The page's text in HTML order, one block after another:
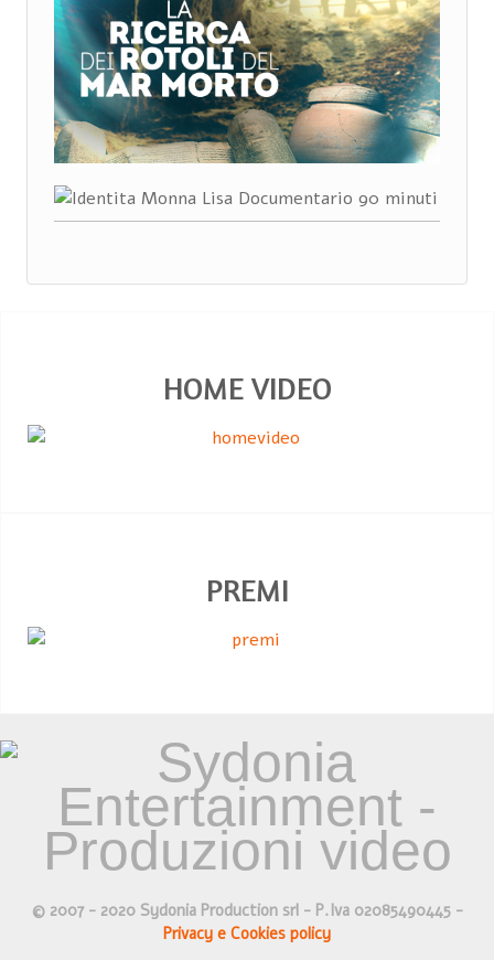
HOME VIDEO
PREMI
© 2007 - 2020 Sydonia Production srl - P.Iva 02085490445 -
Privacy e Cookies policy